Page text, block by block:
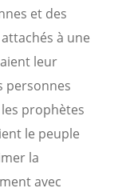
et des
à une
leur
personnes
prophètes
le peuple
la
avec